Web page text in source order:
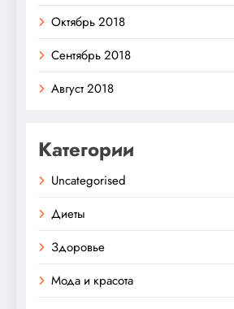
Октябрь 2018
Сентябрь 2018
Август 2018
Категории
Uncategorised
Диеты
Здоровье
Мода и красота